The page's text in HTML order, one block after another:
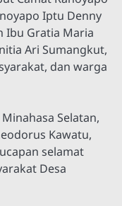
Iptu Denny
Ibu Gratia Maria
Ari Sumangkut,
dan warga
Selatan,
Kawatu,
selamat
Desa